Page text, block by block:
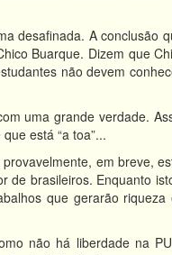
desafinada. A conclusão
Buarque. Dizem que
não devem
uma grande verdade.
está “a toa”...
em breve,
de brasileiros. Enquanto
que gerarão
não há liberdade na